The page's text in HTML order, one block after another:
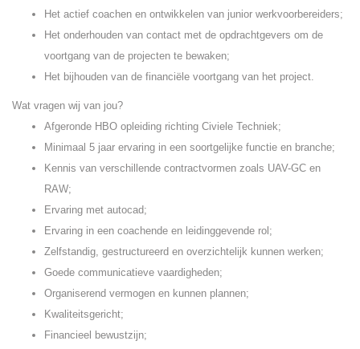
Het actief coachen en ontwikkelen van junior werkvoorbereiders;
Het onderhouden van contact met de opdrachtgevers om de
voortgang van de projecten te bewaken;
Het bijhouden van de financiële voortgang van het project.
Wat vragen wij van jou?
Afgeronde HBO opleiding richting Civiele Techniek;
Minimaal 5 jaar ervaring in een soortgelijke functie en branche;
Kennis van verschillende contractvormen zoals UAV-GC en
RAW;
Ervaring met autocad;
Ervaring in een coachende en leidinggevende rol;
Zelfstandig, gestructureerd en overzichtelijk kunnen werken;
Goede communicatieve vaardigheden;
Organiserend vermogen en kunnen plannen;
Kwaliteitsgericht;
Financieel bewustzijn;